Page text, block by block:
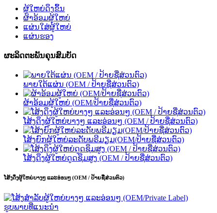
ຜູ້ໃຫຍ່ດຶງຂຶ້ນ
ຜ້າອ້ອມຜູ້ໃຫຍ່
ແຜ່ນໃສ່ຜູ້ໃຫຍ່
ແຜ່ນຮອງ
ຜະລິດຕະພັນຄຸນສົມບັດ
ພາຍໃຕ້ແຜ່ນ (OEM / ປ້າຍຊື່ສ່ວນຕົວ)
ຜ້າອ້ອມຜູ້ໃຫຍ່ (OEM/ປ້າຍຊື່ສ່ວນຕົວ)
ໂສ້ງດຶງຜູ້ໃຫຍ່ບາງໆ ແລະອ່ອນໆ (OEM / ປ້າຍຊື່ສ່ວນຕົວ)
ໂສ້ງຍົກຜູ້ໃຫຍ່ລະດັບພຣີມຽມ(OEM/ປ້າຍຊື່ສ່ວນຕົວ)
ໂສ້ງດຶງຜູ້ໃຫຍ່ດູດຊຶມສູງ (OEM / ປ້າຍຊື່ສ່ວນຕົວ)
ໂສ້ງດຶງຜູ້ໃຫຍ່ບາງໆ ແລະອ່ອນໆ (OEM / ປ້າຍຊື່ສ່ວນຕົວ)